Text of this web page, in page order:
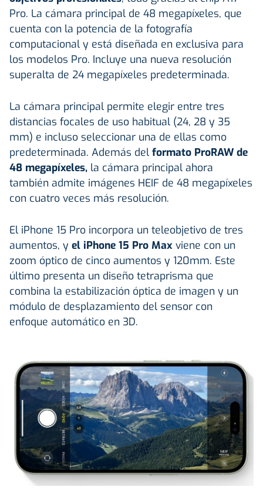
Pro. La cámara principal de 48 megapíxeles, que
cuenta con la potencia de la fotografía
computacional y está diseñada en exclusiva para
los modelos Pro. Incluye una nueva resolución
superalta de 24 megapíxeles predeterminada.
La cámara principal permite elegir entre tres
distancias focales de uso habitual (24, 28 y 35
mm) e incluso seleccionar una de ellas como
predeterminada. Además del formato ProRAW de
48 megapíxeles, la cámara principal ahora
también admite imágenes HEIF de 48 megapíxeles
con cuatro veces más resolución.
El iPhone 15 Pro incorpora un teleobjetivo de tres
aumentos, y el iPhone 15 Pro Max viene con un
zoom óptico de cinco aumentos y 120mm. Este
último presenta un diseño tetraprisma que
combina la estabilización óptica de imagen y un
módulo de desplazamiento del sensor con
enfoque automático en 3D.